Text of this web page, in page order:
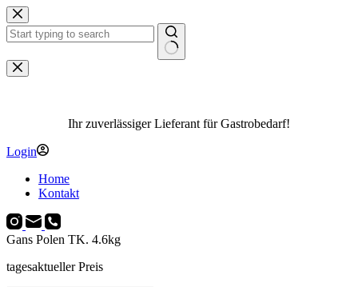
Zum
Inhalt
springen
Keine
Ergebnisse
Ihr zuverlässiger Lieferant für Gastrobedarf!
Login
Home
Kontakt
Gans Polen TK. 4.6kg
tagesaktueller Preis